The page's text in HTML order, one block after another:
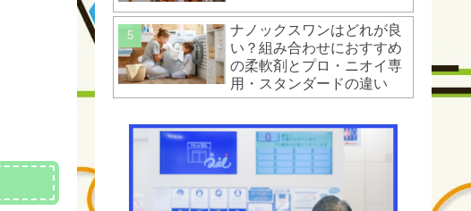
ナノックスワンはどれが良
い？組み合わせにおすすめ
の柔軟剤とプロ・ニオイ専
用・スタンダードの違い